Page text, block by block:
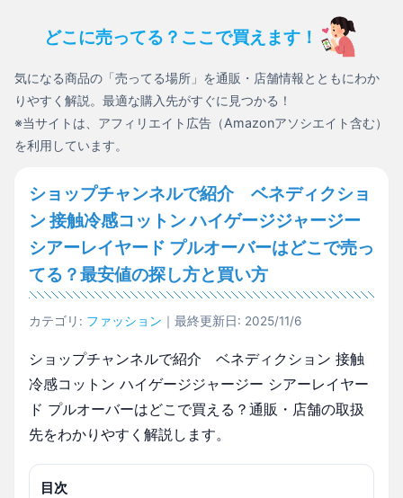
どこに売ってる？ここで買えます！
気になる商品の「売ってる場所」を通販・店舗情報とともにわか
りやすく解説。最適な購入先がすぐに見つかる！
※当サイトは、アフィリエイト広告（Amazonアソシエイト含む）
を利用しています。
ショップチャンネルで紹介 ベネディクショ
ン 接触冷感コットン ハイゲージジャージー
シアーレイヤード プルオーバーはどこで売っ
てる？最安値の探し方と買い方
カテゴリ: ファッション ｜最終更新日: 2025/11/6
ショップチャンネルで紹介 ベネディクション 接触
冷感コットン ハイゲージジャージー シアーレイヤー
ド プルオーバーはどこで買える？通販・店舗の取扱
先をわかりやすく解説します。
目次